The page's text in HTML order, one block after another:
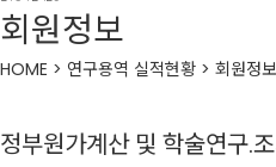
회원정보
HOME > 연구용역 실적현황 > 회원정보
정부원가계산 및 학술연구.